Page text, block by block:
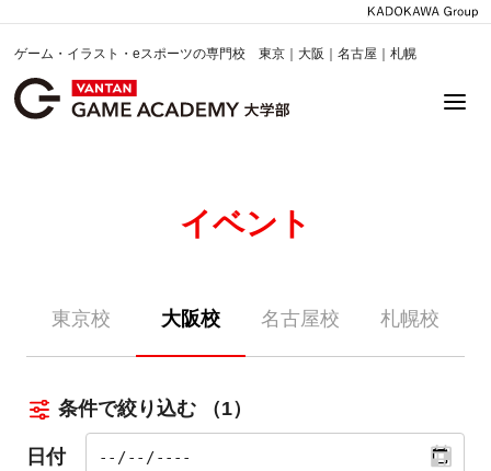
ゲーム・イラスト・eスポーツの専門校 東京｜大阪｜名古屋｜札幌
イベント
東京校 大阪校 名古屋校 札幌校
条件で絞り込む （1）
日付